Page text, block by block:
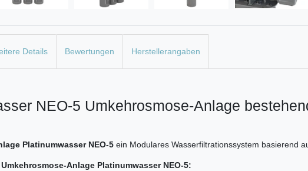
Details Bewertungen Herstellerangaben
NEO-5 Umkehrosmose-Anlage
Platinumwasser NEO-5 ein Modulares Wasserfiltrationssystem basierend
Anlage Platinumwasser NEO-5: